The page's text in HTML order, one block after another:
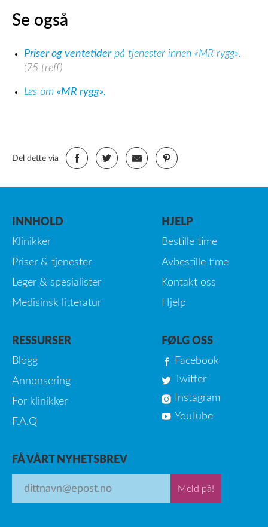
Se også
Priser og ventetiderpå tjenester innen «MR rygg».
(75 treff)
Les om «MR rygg».
Del dette via
INNHOLD
Klinikker
Priser & tjenester
Leger & spesialister
Medisinsk litteratur
HJELP
Bestille time
Avbestille time
Kontakt oss
Hjelp
RESSURSER
Blogg
Annonsering
For klinikker
F.A.Q
FØLG OSS
Facebook
Twitter
Instagram
YouTube
FÅ VÅRT NYHETSBREV
Meld på!